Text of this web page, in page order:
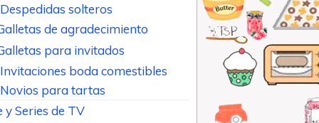
Despedidas solteros
de agradecimiento
para invitados
Invitaciones boda comestibles
Novios para tartas
y Series de TV